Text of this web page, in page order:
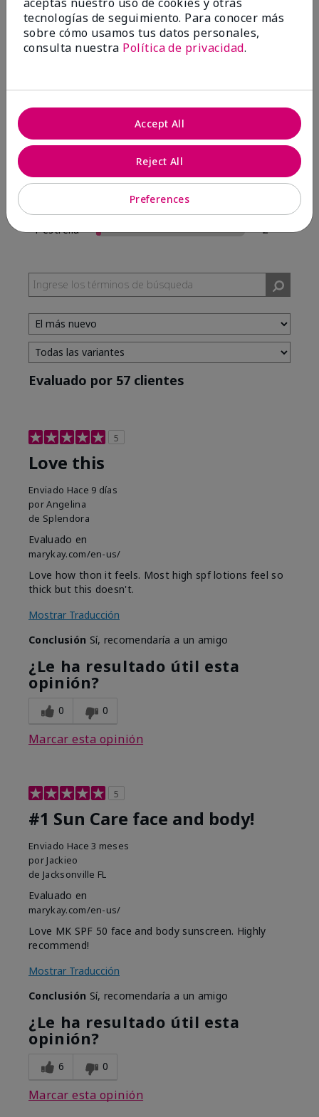
Escribir Una Opinión
3 estrellas
1
1 estrella
2
Evaluado por 57 clientes
5
Love this
Enviado Hace 9 días
porAngelina
de Splendora
Evaluado en
marykay.com/en-us/
Love how thon it feels. Most high spf lotions feel so
thick but this doesn't.
Mostrar Traducción
Conclusión Sí, recomendaría a un amigo
¿Le ha resultado útil esta
opinión?
0 0
Marcar esta opinión
5
#1 Sun Care face and body!
Enviado Hace 3 meses
por Jackieo
de Jacksonville FL
Evaluado en
marykay.com/en-us/
Love MK SPF 50 face and body sunscreen. Highly
recommend!
Mostrar Traducción
Conclusión Sí, recomendaría a un amigo
¿Le ha resultado útil esta
opinión?
6 0
Marcar esta opinión
tecnologías de seguimiento. Para conocer más
sobre cómo usamos tus datos personales,
consulta nuestra Política de privacidad.
Preferences
Reject All
Accept All